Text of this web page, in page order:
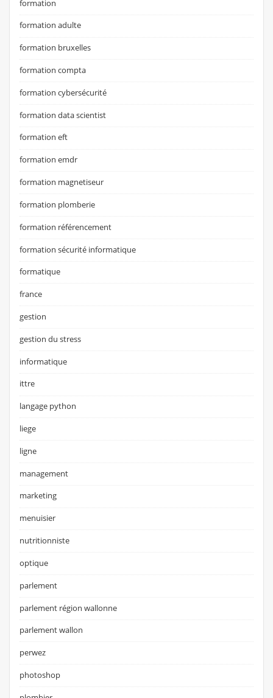
formation
formation adulte
formation bruxelles
formation compta
formation cybersécurité
formation data scientist
formation eft
formation emdr
formation magnetiseur
formation plomberie
formation référencement
formation sécurité informatique
formatique
france
gestion
gestion du stress
informatique
ittre
langage python
liege
ligne
management
marketing
menuisier
nutritionniste
optique
parlement
parlement région wallonne
parlement wallon
perwez
photoshop